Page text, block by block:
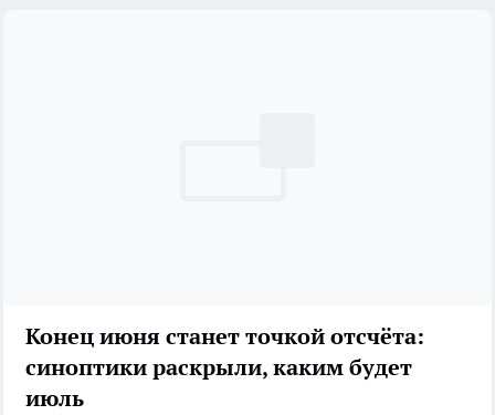
Конец июня станет точкой отсчёта:
синоптики раскрыли, каким будет
июль